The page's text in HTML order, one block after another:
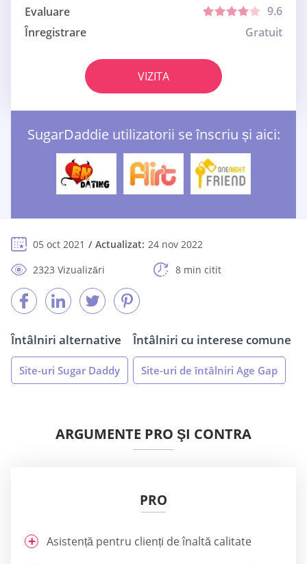
Evaluare
9.6
Înregistrare
Gratuit
VIZITA
SugarDaddie utilizatorii se înscriu și aici:
05 oct 2021 Actualizat: 24 nov 2022
2323 Vizualizări
8 min citit
Întâlniri alternative
Site-uri Sugar Daddy
Întâlniri cu interese comune
Site-uri de întâlniri Age Gap
ARGUMENTE PRO ŞI CONTRA
PRO
Asistență pentru clienți de înaltă calitate